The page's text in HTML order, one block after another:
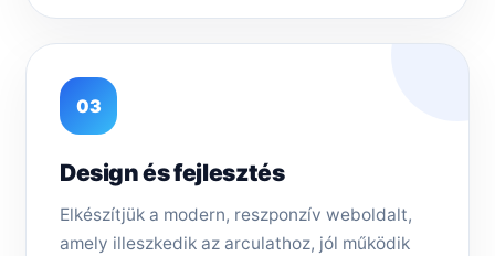
03
Design és fejlesztés
Elkészítjük a modern, reszponzív weboldalt,
amely illeszkedik az arculathoz, jól működik